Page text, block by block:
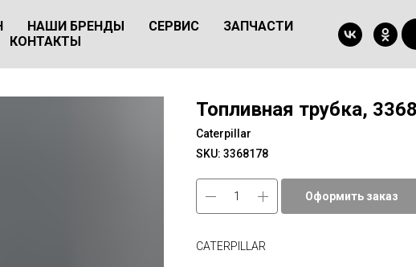
НАШИ БРЕНДЫ СЕРВИС
ЗАПЧАСТИ
КОНТАКТЫ
Топливная трубка,
Caterpillar
SKU: 3368178
Оформить заказ
CATERPILLAR